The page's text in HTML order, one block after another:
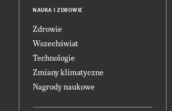
NAUKA I ZDROWIE
Zdrowie
Wszechświat
Technologie
Zmiany klimatyczne
Nagrody naukowe